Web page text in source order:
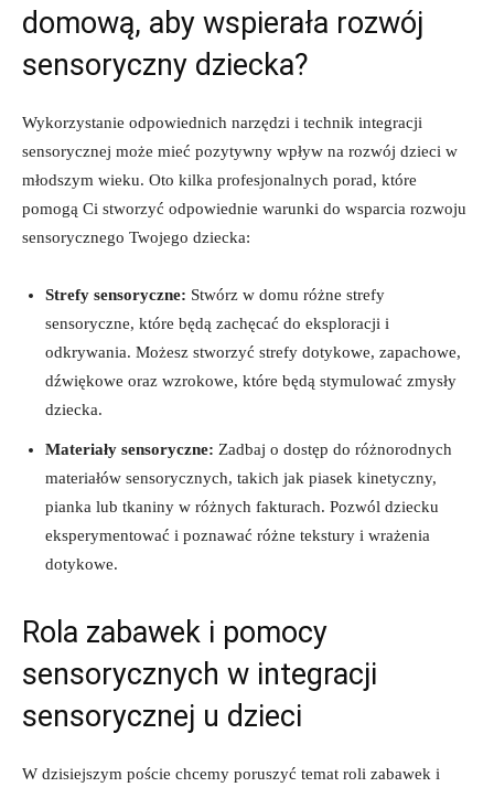
domową, aby ⁢wspierała‌ rozwój
sensoryczny dziecka?
Wykorzystanie odpowiednich narzędzi i technik integracji⁣
sensorycznej może mieć pozytywny⁤ wpływ na ⁣rozwój dzieci w⁣
młodszym wieku. Oto kilka profesjonalnych porad, które⁢
pomogą Ci stworzyć odpowiednie warunki do wsparcia rozwoju
sensorycznego⁢ Twojego dziecka:
Strefy sensoryczne: ⁤Stwórz w domu różne strefy
sensoryczne, które⁤ będą ⁣zachęcać do⁤ eksploracji i⁤
odkrywania.⁣ Możesz stworzyć strefy dotykowe, zapachowe,
⁢dźwiękowe oraz wzrokowe, które będą stymulować zmysły
dziecka.
Materiały sensoryczne: Zadbaj ‍o dostęp ‌do ⁢różnorodnych
materiałów sensorycznych, takich jak piasek kinetyczny,​
pianka​ lub tkaniny w różnych ⁣fakturach. Pozwól dziecku
eksperymentować ‌i poznawać ‌różne tekstury i wrażenia
dotykowe.
Rola zabawek⁤ i pomocy
sensorycznych w integracji
sensorycznej u ​dzieci
W‌ dzisiejszym poście‍ chcemy‍ poruszyć temat ⁢roli zabawek​ i‌